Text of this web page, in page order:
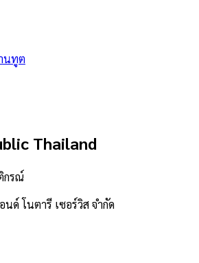
นทูต
Thailand
กรณ์
ด์ โนตารี เซอร์วิส จำกัด